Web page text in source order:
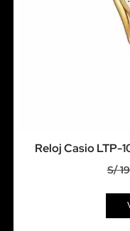
Reloj Casio LTP-
S/